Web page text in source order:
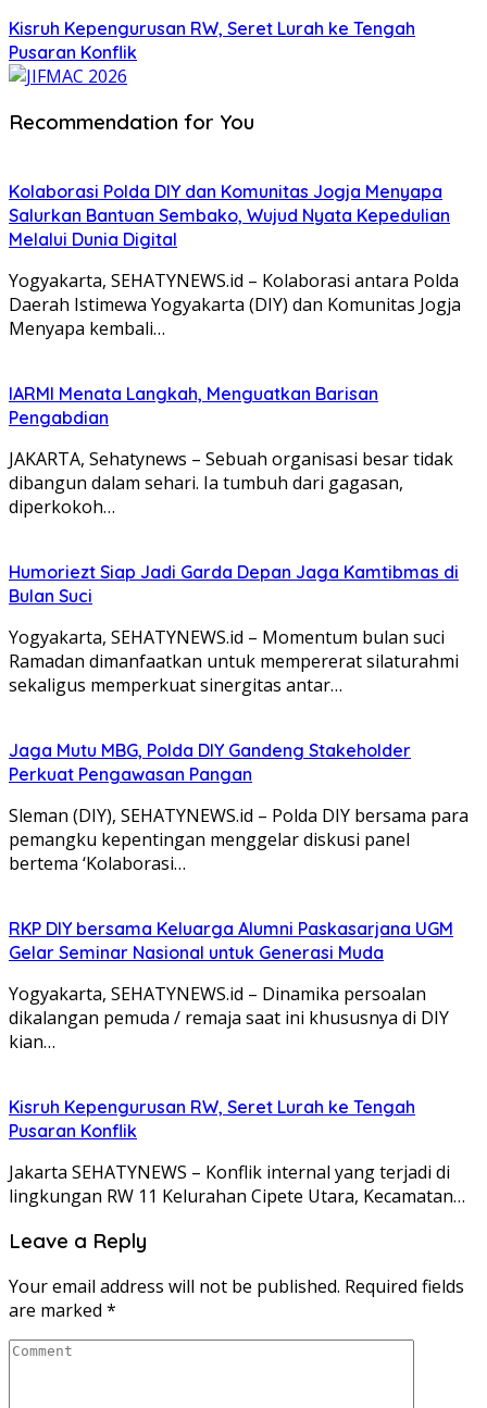
Kisruh Kepengurusan RW, Seret Lurah ke Tengah
Pusaran Konflik
Recommendation for You
Kolaborasi Polda DIY dan Komunitas Jogja Menyapa
Salurkan Bantuan Sembako, Wujud Nyata Kepedulian
Melalui Dunia Digital
Yogyakarta, SEHATYNEWS.id – Kolaborasi antara Polda
Daerah Istimewa Yogyakarta (DIY) dan Komunitas Jogja
Menyapa kembali…
IARMI Menata Langkah, Menguatkan Barisan
Pengabdian
JAKARTA, Sehatynews – Sebuah organisasi besar tidak
dibangun dalam sehari. Ia tumbuh dari gagasan,
diperkokoh…
Humoriezt Siap Jadi Garda Depan Jaga Kamtibmas di
Bulan Suci
Yogyakarta, SEHATYNEWS.id – Momentum bulan suci
Ramadan dimanfaatkan untuk mempererat silaturahmi
sekaligus memperkuat sinergitas antar…
Jaga Mutu MBG, Polda DIY Gandeng Stakeholder
Perkuat Pengawasan Pangan
Sleman (DIY), SEHATYNEWS.id – Polda DIY bersama para
pemangku kepentingan menggelar diskusi panel
bertema ‘Kolaborasi…
RKP DIY bersama Keluarga Alumni Paskasarjana UGM
Gelar Seminar Nasional untuk Generasi Muda
Yogyakarta, SEHATYNEWS.id – Dinamika persoalan
dikalangan pemuda / remaja saat ini khususnya di DIY
kian…
Kisruh Kepengurusan RW, Seret Lurah ke Tengah
Pusaran Konflik
Jakarta SEHATYNEWS – Konflik internal yang terjadi di
lingkungan RW 11 Kelurahan Cipete Utara, Kecamatan…
Leave a Reply
Your email address will not be published. Required fields
are marked *